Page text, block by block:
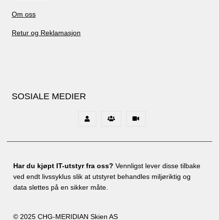
Om oss
Retur og Reklamasjon
SOSIALE MEDIER
Har du kjøpt IT-utstyr fra oss? Vennligst lever disse tilbake
ved endt livssyklus slik at utstyret behandles miljøriktig og
data slettes på en sikker måte.
© 2025 CHG-MERIDIAN Skien AS